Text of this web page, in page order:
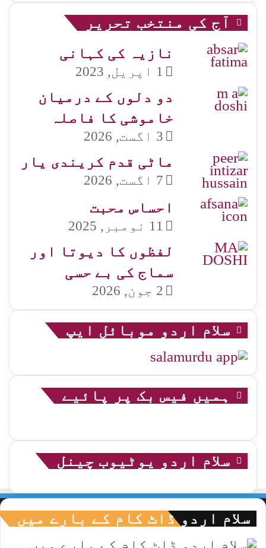
آج کی منتخب تحریر
نازیہ کی کہانی
1 اپریل, 2023
دو دلوں کے درمیان
خاموشی کا فاصلہ
3 اگست, 2026
ماٹی قدم کریندی یار
7 اگست, 2026
احساس محبت
11 نومبر, 2025
لفظوں کا دیوتا اور
سماج کی بے حسی
2 جون, 2026
سلام اردو موبائل ایپ
ہمیں فیس بک پر پائیے
سلام اردو یوٹیوب چینل
سلام اردو ڈاٹ کام کے بارے میں